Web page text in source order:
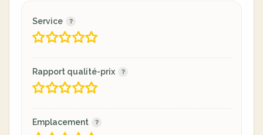
Service
Rapport qualité-prix
Emplacement